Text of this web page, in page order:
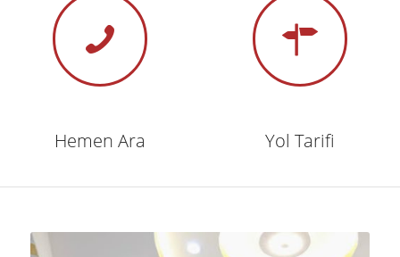
Hemen Ara Yol Tarifi